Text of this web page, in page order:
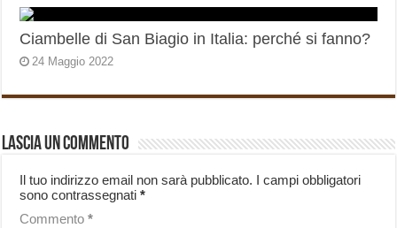
Ciambelle di San Biagio in Italia: perché si fanno?
24 Maggio 2022
Lascia un commento
Il tuo indirizzo email non sarà pubblicato. I campi obbligatori
sono contrassegnati*
Commento*